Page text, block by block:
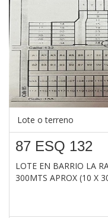
Lote o terreno
87 ESQ 132
LOTE EN BARRIO LA
300MTS APROX (10 X